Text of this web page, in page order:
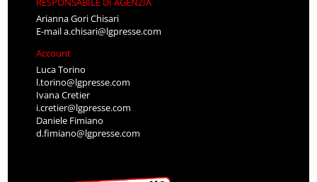
Arianna Gori Chisari
E-maila.chisari@lgpresse.com
Account
Luca Torino
l.torino@lgpresse.com
Ivana Cretier
i.cretier@lgpresse.com
Daniele Fimiano
d.fimiano@lgpresse.com